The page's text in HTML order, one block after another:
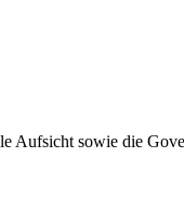
Aufsicht sowie die